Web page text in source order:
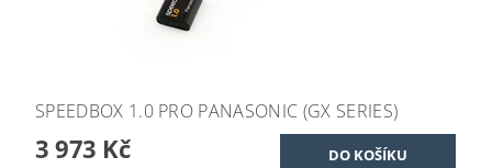
SPEEDBOX 1.0 PRO PANASONIC (GX SERIES)
3 973 Kč